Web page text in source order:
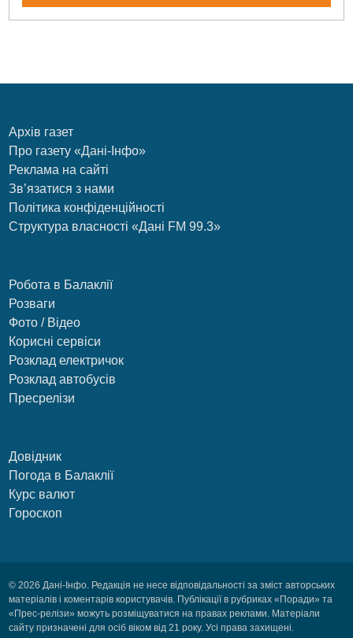
Архів газет
Про газету «Дані-Інфо»
Реклама на сайті
Зв’язатися з нами
Політика конфіденційності
Структура власності «Дані FM 99.3»
Робота в Балаклії
Розваги
Фото / Відео
Корисні сервіси
Розклад електричок
Розклад автобусів
Пресрелізи
Довідник
Погода в Балаклії
Курс валют
Гороскоп
© 2026 Дані-Інфо. Редакція не несе відповідальності за зміст авторських
матеріалів і коментарів користувачів. Публікації в рубриках «Поради» та
«Прес-релізи» можуть розміщуватися на правах реклами. Матеріали
сайту призначені для осіб віком від 21 року. Усі права захищені.